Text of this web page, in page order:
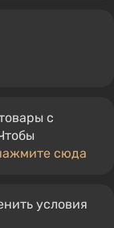
с
сюда
условия